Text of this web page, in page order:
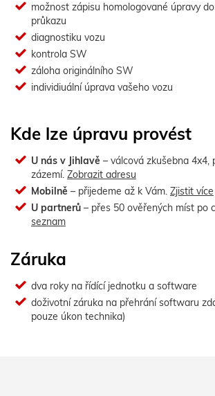
možnost zápisu homologované úpravy
průkazu
diagnostiku vozu
kontrola SW
záloha originálního SW
individiuální úprava vašeho vozu
Kde lze úpravu provést
U nás v Jihlavě – válcová zkušebna 4x4,
zázemí. Zobrazit adresu
Mobilně – přijedeme až k Vám. Zjistit více
U partnerů – přes 50 ověřených míst po
seznam
Záruka
dva roky na řídící jednotku a software
doživotní záruka na přehrání softwaru
pouze úkon technika)